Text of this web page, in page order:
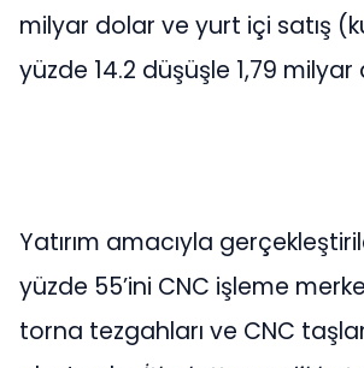
milyar dolar ve yurt içi satış
yüzde 14.2 düşüşle 1,79
Yatırım amacıyla
yüzde 55’ini CNC işleme
torna tezgahları ve CNC